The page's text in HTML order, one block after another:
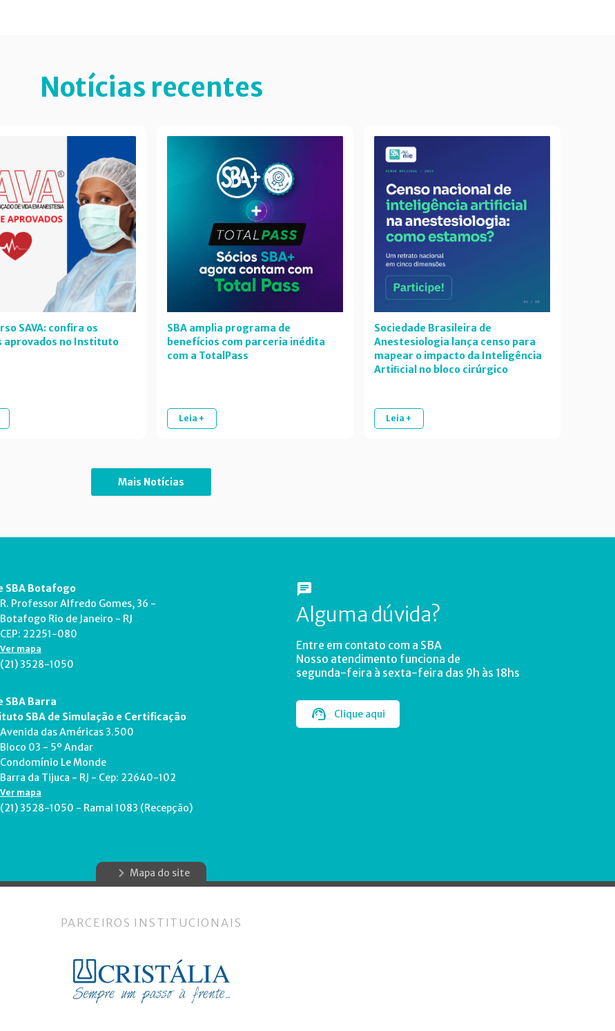
Notícias recentes
SAVA: confira os
aprovados no Instituto
SBA amplia programa de
benefícios com parceria inédita
com a TotalPass
Leia +
Sociedade Brasileira de
Anestesiologia lança censo para
mapear o impacto da Inteligência
Artiﬁcial no bloco cirúrgico
Leia +
Mais Notícias
SBA Botafogo
R. Professor Alfredo Gomes, 36 -
Botafogo Rio de Janeiro - RJ
CEP: 22251-080
Ver mapa
(21) 3528-1050
SBA Barra
SBA de Simulação e Certificação
Avenida das Américas 3.500
Bloco 03 - 5º Andar
Condomínio Le Monde
Barra da Tijuca - RJ - Cep: 22640-102
Ver mapa
(21) 3528-1050 - Ramal 1083 (Recepção)
Alguma dúvida?
Entre em contato com a SBA
Nosso atendimento funciona de
segunda-feira à sexta-feira das 9h às 18hs
Clique aqui
Mapa do site
PARCEIROS INSTITUCIONAIS